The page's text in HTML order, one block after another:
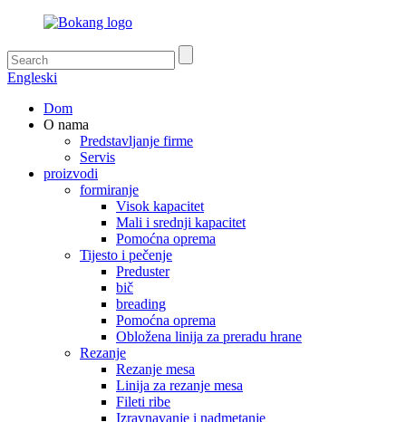
Engleski
Dom
O nama
Predstavljanje firme
Servis
proizvodi
formiranje
Visok kapacitet
Mali i srednji kapacitet
Pomoćna oprema
Tijesto i pečenje
Preduster
bič
breading
Pomoćna oprema
Obložena linija za preradu hrane
Rezanje
Rezanje mesa
Linija za rezanje mesa
Fileti ribe
Izravnavanje i nadmetanje